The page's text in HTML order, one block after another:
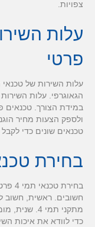
צפויות.
פרטי
הגאוגרפי. עלות
במידת הצורך. טכנאים
ולספק הצעות מחיר
טכנאים שונים כדי
בחירת טכנאי
חשובים. ראשית, חשוב
מתקני תמי
כדי לוודא את איכות